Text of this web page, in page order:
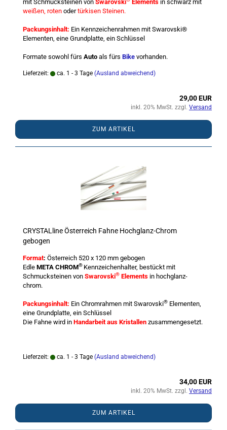
mit Schmucksteinen von Swarovski Elements in schwarz mit
weißen, roten odertürkisen Steinen.
Packungsinhalt: Ein Kennzeichenrahmen mit Swarovski®
Elementen, eine Grundplatte, ein Schlüssel
Formate sowohl fürs Auto als fürs Bike vorhanden.
Lieferzeit: ca. 1 - 3 Tage (Ausland abweichend)
29,00 EUR
inkl. 20% MwSt. zzgl. Versand
ZUM ARTIKEL
CRYSTALline Österreich Fahne Hochglanz-Chrom
gebogen
Format: Österreich 520 x 120 mm gebogen
Edle META CHROM® Kennzeichenhalter, bestückt mit
Schmucksteinen von Swarovski® Elements in hochglanz-
chrom.
Packungsinhalt: Ein Chromrahmen mit Swarovski® Elementen,
eine Grundplatte, ein Schlüssel
Die Fahne wird in Handarbeit aus Kristallen zusammengesetzt.
Lieferzeit: ca. 1 - 3 Tage (Ausland abweichend)
34,00 EUR
inkl. 20% MwSt. zzgl. Versand
ZUM ARTIKEL